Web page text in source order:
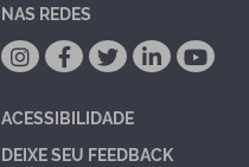
NAS REDES
ACESSIBILIDADE
DEIXE SEU FEEDBACK